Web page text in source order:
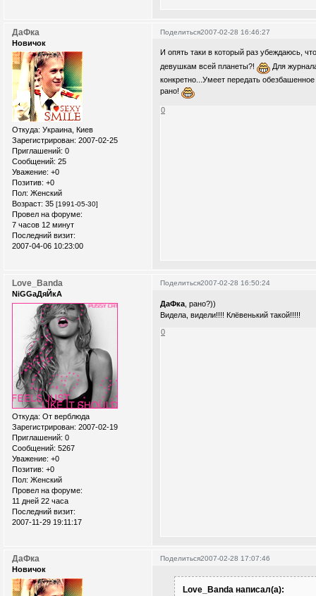
Поделиться2007-02-28 16:46:27
ДаФка
Новичок
Откуда: Украина, Киев
Зарегистрирован: 2007-02-25
Приглашений: 0
Сообщений: 25
Уважение: +0
Позитив: +0
Пол: Женский
Возраст: 35 [1991-05-30]
Провел на форуме:
7 часов 12 минут
Последний визит:
2007-04-06 10:23:00
И опять таки в который раз убеждаюсь,
девушкам всей планеты?!
Для
конкретно...Умеет передать
рано!
0
Поделиться2007-02-28 16:50:24
Love_Banda
NiGGaДяЙкА
Откуда: От верблюда
Зарегистрирован: 2007-02-19
Приглашений: 0
Сообщений: 5267
Уважение: +0
Позитив: +0
Пол: Женский
Провел на форуме:
11 дней 22 часа
Последний визит:
2007-11-29 19:11:17
ДаФка , рано?))
Видела, видели!!!! Клёвенький такой!!!!!
0
Поделиться2007-02-28 17:07:46
ДаФка
Новичок
Love_Banda написал(а):